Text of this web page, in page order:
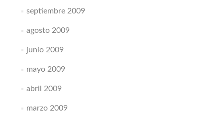
septiembre 2009
agosto 2009
junio 2009
mayo 2009
abril 2009
marzo 2009